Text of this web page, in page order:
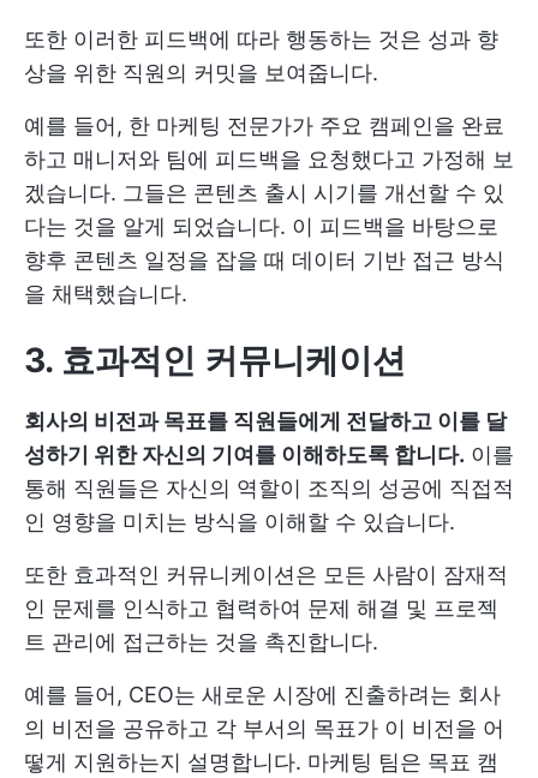
또한 이러한 피드백에 따라 행동하는 것은 성과 향
상을 위한 직원의 커밋을 보여줍니다.
예를 들어, 한 마케팅 전문가가 주요 캠페인을 완료
하고 매니저와 팀에 피드백을 요청했다고 가정해 보
겠습니다. 그들은 콘텐츠 출시 시기를 개선할 수 있
다는 것을 알게 되었습니다. 이 피드백을 바탕으로
향후 콘텐츠 일정을 잡을 때 데이터 기반 접근 방식
을 채택했습니다.
3. 효과적인 커뮤니케이션
회사의 비전과 목표를 직원들에게 전달하고 이를 달
성하기 위한 자신의 기여를 이해하도록 합니다. 이를
통해 직원들은 자신의 역할이 조직의 성공에 직접적
인 영향을 미치는 방식을 이해할 수 있습니다.
또한 효과적인 커뮤니케이션은 모든 사람이 잠재적
인 문제를 인식하고 협력하여 문제 해결 및 프로젝
트 관리에 접근하는 것을 촉진합니다.
예를 들어, CEO는 새로운 시장에 진출하려는 회사
의 비전을 공유하고 각 부서의 목표가 이 비전을 어
떻게 지원하는지 설명합니다. 마케팅 팀은 목표 캠